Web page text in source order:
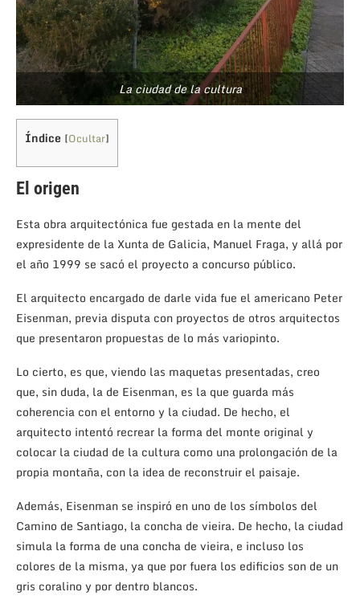
La ciudad de la cultura
Índice [Ocultar]
El origen
Esta obra arquitectónica fue gestada en la mente del
expresidente de la Xunta de Galicia, Manuel Fraga, y allá por
el año 1999 se sacó el proyecto a concurso público.
El arquitecto encargado de darle vida fue el americano Peter
Eisenman, previa disputa con proyectos de otros arquitectos
que presentaron propuestas de lo más variopinto.
Lo cierto, es que, viendo las maquetas presentadas, creo
que, sin duda, la de Eisenman, es la que guarda más
coherencia con el entorno y la ciudad. De hecho, el
arquitecto intentó recrear la forma del monte original y
colocar la ciudad de la cultura como una prolongación de la
propia montaña, con la idea de reconstruir el paisaje.
Además, Eisenman se inspiró en uno de los símbolos del
Camino de Santiago, la concha de vieira. De hecho, la ciudad
simula la forma de una concha de vieira, e incluso los
colores de la misma, ya que por fuera los edificios son de un
gris coralino y por dentro blancos.